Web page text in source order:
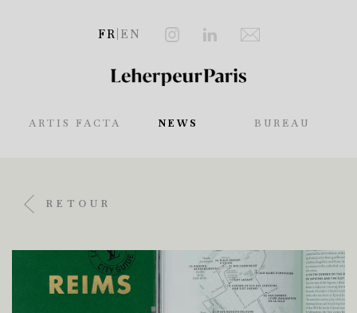
FR EN
NEWS BUREAU
ARTIS FACTA
RETOUR